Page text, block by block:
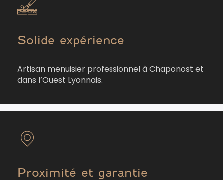
Solide expérience
Artisan menuisier professionnel à Chaponost et
dans l’Ouest Lyonnais.
Proximité et garantie